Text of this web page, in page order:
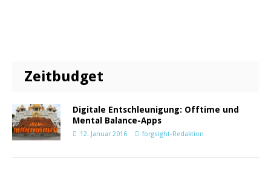
Zeitbudget
Digitale Entschleunigung: Offtime und
Mental Balance-Apps
12. Januar 2016 forgsight-Redaktion